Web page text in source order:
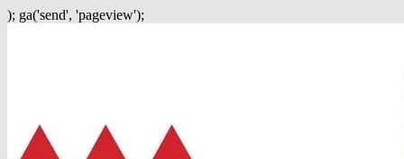
); ga('send', 'pageview');